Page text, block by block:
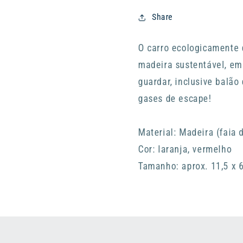
Share
O carro
madeira sustentável,
guardar, inclusive balão
gases de escape!
Material: Madeira (faia
Cor: laranja, vermelho
Tamanho: aprox. 11,5 x